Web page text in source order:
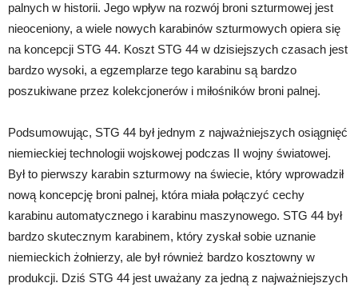
palnych w historii. Jego wpływ na rozwój broni szturmowej jest
nieoceniony, a wiele nowych karabinów szturmowych opiera się
na koncepcji STG 44. Koszt STG 44 w dzisiejszych czasach jest
bardzo wysoki, a egzemplarze tego karabinu są bardzo
poszukiwane przez kolekcjonerów i miłośników broni palnej.
Podsumowując, STG 44 był jednym z najważniejszych osiągnięć
niemieckiej technologii wojskowej podczas II wojny światowej.
Był to pierwszy karabin szturmowy na świecie, który wprowadził
nową koncepcję broni palnej, która miała połączyć cechy
karabinu automatycznego i karabinu maszynowego. STG 44 był
bardzo skutecznym karabinem, który zyskał sobie uznanie
niemieckich żołnierzy, ale był również bardzo kosztowny w
produkcji. Dziś STG 44 jest uważany za jedną z najważniejszych